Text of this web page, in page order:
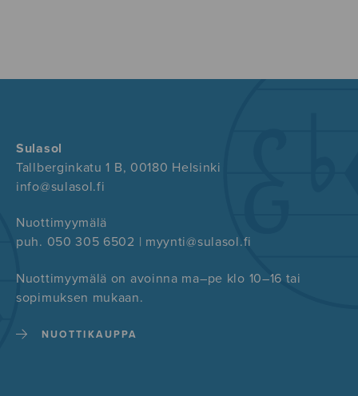
Sulasol
Tallberginkatu 1 B, 00180 Helsinki
info@sulasol.fi
Nuottimyymälä
puh. 050 305 6502 | myynti@sulasol.fi
Nuottimyymälä on avoinna ma–pe klo 10–16 tai
sopimuksen mukaan.
NUOTTIKAUPPA